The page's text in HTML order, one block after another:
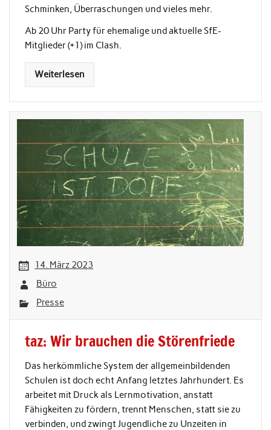
Schminken, Überraschungen und vieles mehr.
Ab 20 Uhr Party für ehemalige und aktuelle SfE-
Mitglieder (+1) im Clash.
Weiterlesen
14. März 2023
Büro
Presse
taz: Wir brauchen die Störenfriede
Das herkömmliche System der allgemeinbildenden
Schulen ist doch echt Anfang letztes Jahrhundert. Es
arbeitet mit Druck als Lernmotivation, anstatt
Fähigkeiten zu fördern, trennt Menschen, statt sie zu
verbinden, und zwingt Jugendliche zu Unzeiten in